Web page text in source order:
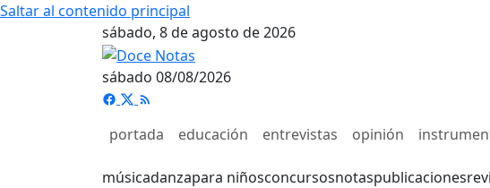
Saltar al contenido principal
sábado, 8 de agosto de 2026
sábado 08/08/2026
portada educación entrevistas opinión
músicadanzapara niñosconcursosnotaspublicaciones